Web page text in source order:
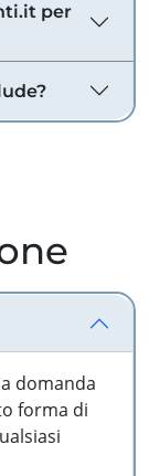
per
domanda
forma di